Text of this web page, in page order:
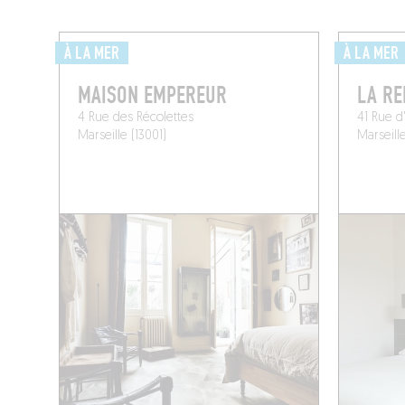
À LA MER
MAISON EMPEREUR
4 Rue des Récolettes
Marseille (13001)
À LA MER
LA
41 Rue